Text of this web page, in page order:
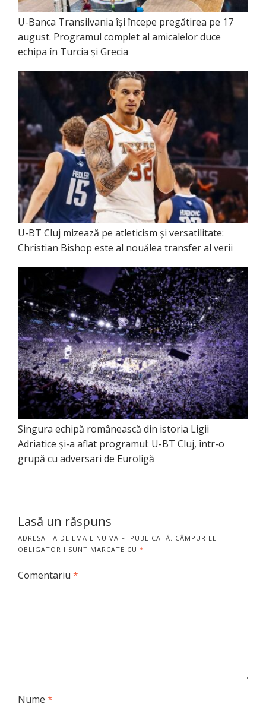
U-Banca Transilvania își începe pregătirea pe 17
august. Programul complet al amicalelor duce
echipa în Turcia și Grecia
U-BT Cluj mizează pe atleticism și versatilitate:
Christian Bishop este al nouălea transfer al verii
Singura echipă românească din istoria Ligii
Adriatice și-a aflat programul: U-BT Cluj, într-o
grupă cu adversari de Euroligă
Lasă un răspuns
ADRESA TA DE EMAIL NU VA FI PUBLICATĂ. CÂMPURILE
OBLIGATORII SUNT MARCATE CU *
Comentariu *
Nume *